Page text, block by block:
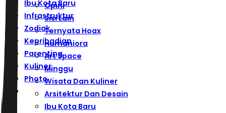
Ibu Kota Baru
Infrastruktur
Zodiak
Kepribadian
Parenting
Kuliner
Photo
Opini
Sisi Lain
Ternyata Hoax
Humaniora
Art Space
Minggu
Wisata Dan Kuliner
Arsitektur Dan Desain
Ibu Kota Baru